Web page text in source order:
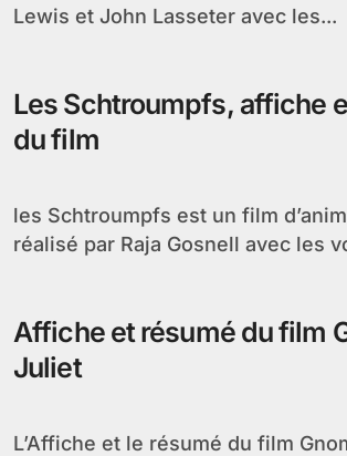
Lewis et John Lasseter avec les...
Les Schtroumpfs, affiche
du film
les Schtroumpfs est un film d’animation en 3D
réalisé par Raja Gosnell avec les
Affiche et résumé du film
Juliet
L’Affiche et le résumé du film Gnomeo et Juliet